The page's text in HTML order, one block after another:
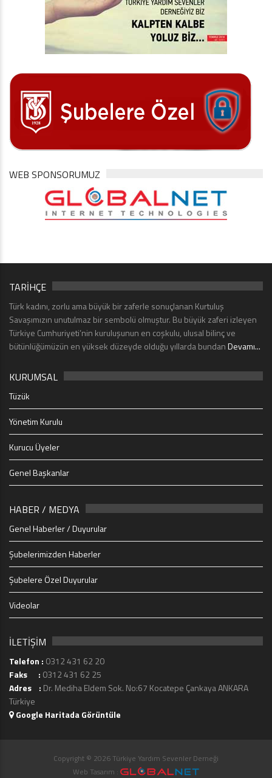
WEB SPONSORUMUZ
TARİHÇE
Türk kadını, zorlu ama büyük bir zaferle sonuçlanan Kurtuluş
Savaşımızın unutulmaz bir sembolü olmuştur. Bu büyük zaferi izleyen
Türkiye Cumhuriyeti’nin kuruluşunun en coşkulu, ulusal bilinç ve
bütünlüğümüzün en yüksek düzeyde olduğu yıllarda bundanDevamı...
KURUMSAL
Tüzük
Yönetim Kurulu
Kurucu Üyeler
Genel Başkanlar
HABER / MEDYA
Genel Haberler / Duyurular
Şubelerimizden Haberler
Şubelere Özel Duyurular
Videolar
İLETİŞİM
Telefon : 0312 431 62 20
Faks : 0312 431 62 25
Adres : Dr. Mediha Eldem Sok. No:67 Kocatepe Çankaya ANKARA
Türkiye
Google Haritada Görüntüle
Copyright © 2026 Türkiye Yardım Sevenler Derneği
Web Tasarım :